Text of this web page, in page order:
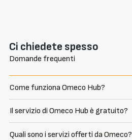
Ci chiedete spesso
Domande frequenti
Come funziona Omeco Hub?
Il servizio di Omeco Hub è gratuito?
Quali sono i servizi offerti da Omeco?